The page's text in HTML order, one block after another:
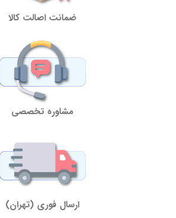
ضمانت اصالت کالا
مشاوره تخصصی
ارسال فوری (تهران)